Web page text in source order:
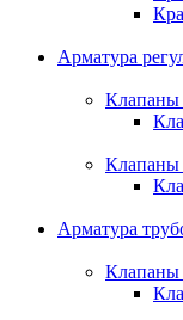
Арматура
Клапаны
Клапаны
Арматура
Клапаны